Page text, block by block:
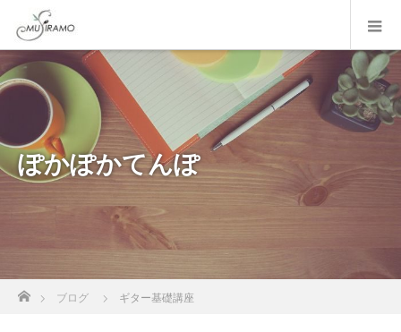
ぽかぽかてんぽ
ブログ ギター基礎講座